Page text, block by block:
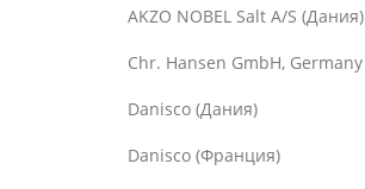
AKZO NOBEL Salt A/S (Дания)
Chr. Hansen GmbH, Germany
Danisco (Дания)
Danisco (Франция)